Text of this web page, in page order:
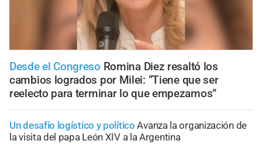
Desde el Congreso Romina Diez resaltó los
cambios logrados por Milei: “Tiene que ser
reelecto para terminar lo que empezamos”
Un desafío logístico y político Avanza la organización de
la visita del papa León XIV a la Argentina